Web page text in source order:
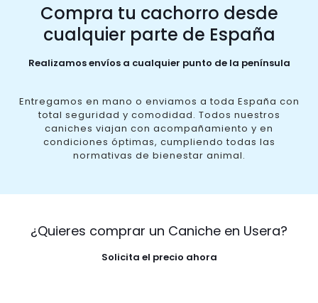
Compra tu cachorro desde
cualquier parte de España
Realizamos envíos a cualquier punto de la península
Entregamos en mano o enviamos a toda España con
total seguridad y comodidad. Todos nuestros
caniches viajan con acompañamiento y en
condiciones óptimas, cumpliendo todas las
normativas de bienestar animal.
¿Quieres comprar un Caniche en Usera?
Solicita el precio ahora